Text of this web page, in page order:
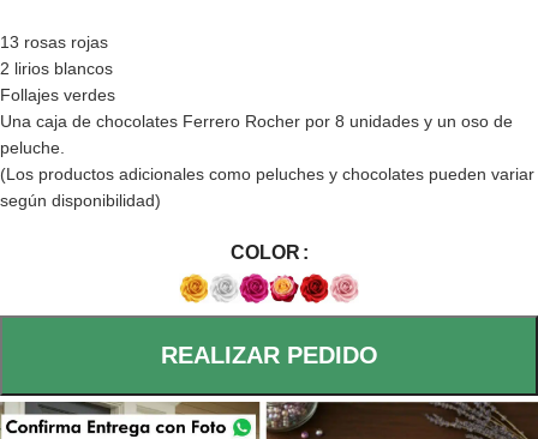
13 rosas rojas
2 lirios blancos
Follajes verdes
Una caja de chocolates Ferrero Rocher por 8 unidades y un oso de
peluche.
(Los productos adicionales como peluches y chocolates pueden variar
según disponibilidad)
COLOR
REALIZAR PEDIDO